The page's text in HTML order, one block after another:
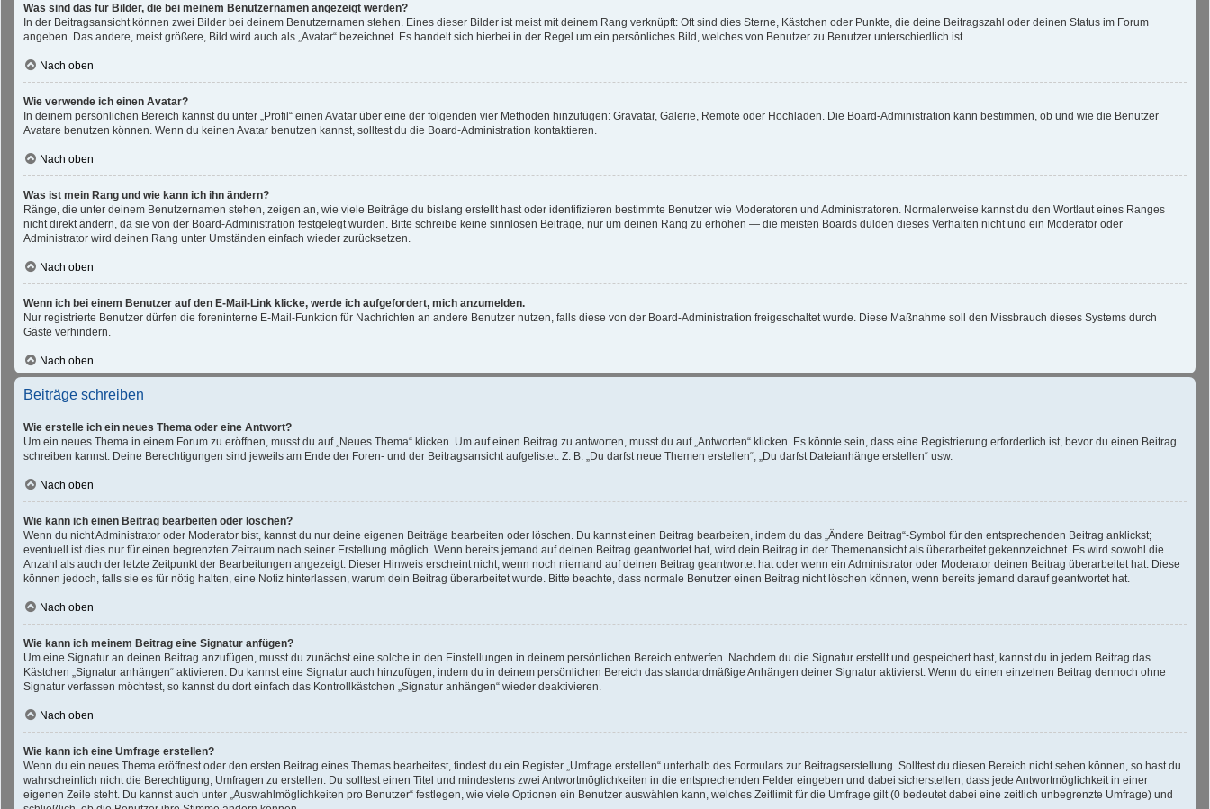
Was sind das für Bilder, die bei meinem Benutzernamen angezeigt werden?
In der Beitragsansicht können zwei Bilder bei deinem Benutzernamen stehen. Eines dieser Bilder ist meist mit deinem Rang verknüpft: Oft sind dies Sterne, Kästchen oder Punkte, die deine Beitragszahl oder deinen Status im Forum
angeben. Das andere, meist größere, Bild wird auch als „Avatar“ bezeichnet. Es handelt sich hierbei in der Regel um ein persönliches Bild, welches von Benutzer zu Benutzer unterschiedlich ist.
Nach oben
Wie verwende ich einen Avatar?
In deinem persönlichen Bereich kannst du unter „Profil“ einen Avatar über eine der folgenden vier Methoden hinzufügen: Gravatar, Galerie, Remote oder Hochladen. Die Board-Administration kann bestimmen, ob und wie die Benutzer
Avatare benutzen können. Wenn du keinen Avatar benutzen kannst, solltest du die Board-Administration kontaktieren.
Nach oben
Was ist mein Rang und wie kann ich ihn ändern?
Ränge, die unter deinem Benutzernamen stehen, zeigen an, wie viele Beiträge du bislang erstellt hast oder identifizieren bestimmte Benutzer wie Moderatoren und Administratoren. Normalerweise kannst du den Wortlaut eines Ranges
nicht direkt ändern, da sie von der Board-Administration festgelegt wurden. Bitte schreibe keine sinnlosen Beiträge, nur um deinen Rang zu erhöhen — die meisten Boards dulden dieses Verhalten nicht und ein Moderator oder
Administrator wird deinen Rang unter Umständen einfach wieder zurücksetzen.
Nach oben
Wenn ich bei einem Benutzer auf den E-Mail-Link klicke, werde ich aufgefordert, mich anzumelden.
Nur registrierte Benutzer dürfen die foreninterne E-Mail-Funktion für Nachrichten an andere Benutzer nutzen, falls diese von der Board-Administration freigeschaltet wurde. Diese Maßnahme soll den Missbrauch dieses Systems durch
Gäste verhindern.
Nach oben
Beiträge schreiben
Wie erstelle ich ein neues Thema oder eine Antwort?
Um ein neues Thema in einem Forum zu eröffnen, musst du auf „Neues Thema“ klicken. Um auf einen Beitrag zu antworten, musst du auf „Antworten“ klicken. Es könnte sein, dass eine Registrierung erforderlich ist, bevor du einen Beitrag
schreiben kannst. Deine Berechtigungen sind jeweils am Ende der Foren- und der Beitragsansicht aufgelistet. Z. B. „Du darfst neue Themen erstellen“, „Du darfst Dateianhänge erstellen“ usw.
Nach oben
Wie kann ich einen Beitrag bearbeiten oder löschen?
Wenn du nicht Administrator oder Moderator bist, kannst du nur deine eigenen Beiträge bearbeiten oder löschen. Du kannst einen Beitrag bearbeiten, indem du das „Ändere Beitrag“-Symbol für den entsprechenden Beitrag anklickst;
eventuell ist dies nur für einen begrenzten Zeitraum nach seiner Erstellung möglich. Wenn bereits jemand auf deinen Beitrag geantwortet hat, wird dein Beitrag in der Themenansicht als überarbeitet gekennzeichnet. Es wird sowohl die
Anzahl als auch der letzte Zeitpunkt der Bearbeitungen angezeigt. Dieser Hinweis erscheint nicht, wenn noch niemand auf deinen Beitrag geantwortet hat oder wenn ein Administrator oder Moderator deinen Beitrag überarbeitet hat. Diese
können jedoch, falls sie es für nötig halten, eine Notiz hinterlassen, warum dein Beitrag überarbeitet wurde. Bitte beachte, dass normale Benutzer einen Beitrag nicht löschen können, wenn bereits jemand darauf geantwortet hat.
Nach oben
Wie kann ich meinem Beitrag eine Signatur anfügen?
Um eine Signatur an deinen Beitrag anzufügen, musst du zunächst eine solche in den Einstellungen in deinem persönlichen Bereich entwerfen. Nachdem du die Signatur erstellt und gespeichert hast, kannst du in jedem Beitrag das
Kästchen „Signatur anhängen“ aktivieren. Du kannst eine Signatur auch hinzufügen, indem du in deinem persönlichen Bereich das standardmäßige Anhängen deiner Signatur aktivierst. Wenn du einen einzelnen Beitrag dennoch ohne
Signatur verfassen möchtest, so kannst du dort einfach das Kontrollkästchen „Signatur anhängen“ wieder deaktivieren.
Nach oben
Wie kann ich eine Umfrage erstellen?
Wenn du ein neues Thema eröffnest oder den ersten Beitrag eines Themas bearbeitest, findest du ein Register „Umfrage erstellen“ unterhalb des Formulars zur Beitragserstellung. Solltest du diesen Bereich nicht sehen können, so hast du
wahrscheinlich nicht die Berechtigung, Umfragen zu erstellen. Du solltest einen Titel und mindestens zwei Antwortmöglichkeiten in die entsprechenden Felder eingeben und dabei sicherstellen, dass jede Antwortmöglichkeit in einer
eigenen Zeile steht. Du kannst auch unter „Auswahlmöglichkeiten pro Benutzer“ festlegen, wie viele Optionen ein Benutzer auswählen kann, welches Zeitlimit für die Umfrage gilt (0 bedeutet dabei eine zeitlich unbegrenzte Umfrage) und